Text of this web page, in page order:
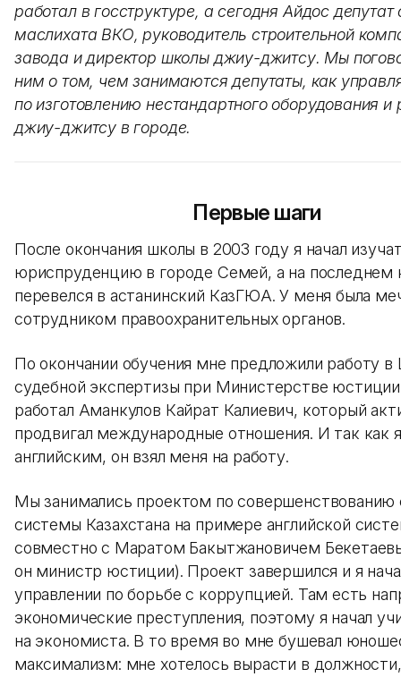
работал в госструктуре, а сегодня Айдос депутат
маслихата ВКО, руководитель строительной
завода и директор школы джиу-джитсу. Мы
ним о том, чем занимаются депутаты, как
по изготовлению нестандартного оборудования и
джиу-джитсу в городе.
Первые шаги
После окончания школы в 2003 году я начал
юриспруденцию в городе Семей, а на последнем
перевелся в астанинский КазГЮА. У меня была
сотрудником правоохранительных органов.
По окончании обучения мне предложили работу в
судебной экспертизы при Министерстве
работал Аманкулов Кайрат Калиевич, который
продвигал международные отношения. И так как
английским, он взял меня на работу.
Мы занимались проектом по совершенствованию
системы Казахстана на примере английской
совместно с Маратом Бакытжановичем
он министр юстиции). Проект завершился и я
управлении по борьбе с коррупцией. Там есть
экономические преступления, поэтому я начал
на экономиста. В то время во мне бушевал
максимализм: мне хотелось вырасти в